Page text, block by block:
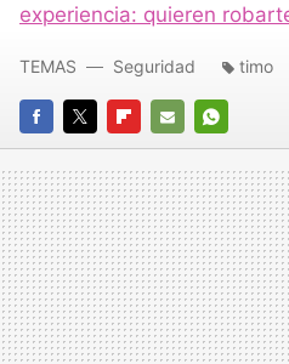
experiencia: quieren
FACEBOOK
TWITTERFLIPBOARD
E-
MAIL
WHATSAPP
TEMAS Seguridad timo